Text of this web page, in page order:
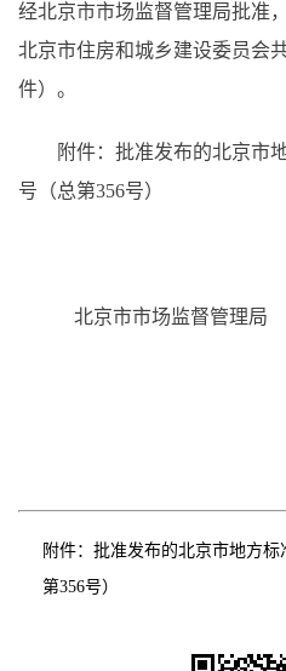
经北京市市场监督管理局批准
北京市住房和城乡建设委员会
件）。
附件：批准发布的北京市地
号 （总第356号）
北京市市场监督管理局
附件： 批准发布的北京市地方标
第356号）